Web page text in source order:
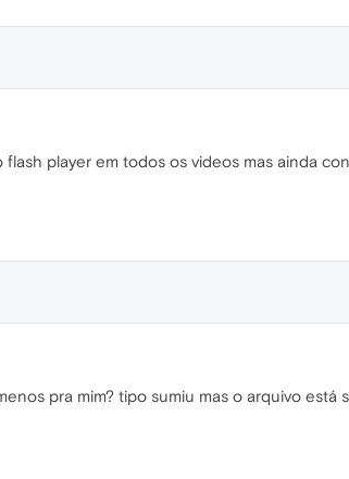
player em todos os videos mas ainda
pra mim? tipo sumiu mas o arquivo está